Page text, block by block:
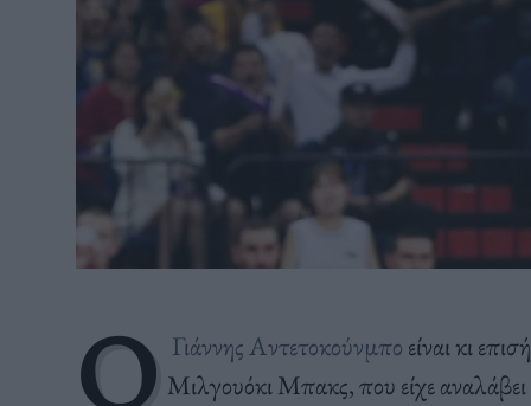
Ο Γιάννης Αντετοκούνμπο είναι κι
Μιλγουόκι Μπακς, που είχε